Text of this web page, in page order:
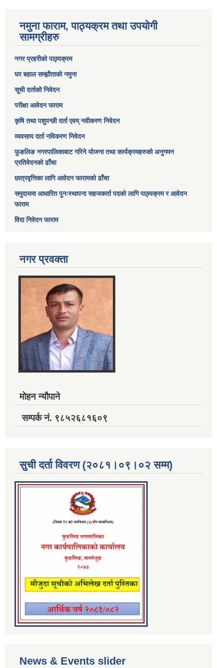
नमुना फाराम, पाठ्यक्रम तथा उपयोगी
सामग्रीहरु
नगर प्रहरीको पाठ्यक्रम
घर बहाल सम्झौताको नमुना
सूची दर्ताको निवेदन
परीक्षा आवेदन फाराम
कृषि तथा पशुपन्छी दर्ता एवम् नवीकरण निवेदन
व्यवसाय दर्ता नविकरण निवेदन
फुङलिङ नगरपालिकाबाट गरिने योजना तथा कार्यक्रमहरुको अनुगमन
प्रतिवेदनको ढाँचा
छात्रवृत्तिका लागि आवेदन फारामको ढाँचा
समुदायमा आधारित पुनःस्थापना सहजकर्ता पदको लागि पाठ्यक्रम र आवेदन
फाराम
विदा निवेदन फाराम
नगर प्रवक्ता
मोहन न्यौपाने
सम्पर्क नं. ९८५२६८१६०९
सुची दर्ता विवरण (२०८१।०९।०२ सम्म)
News & Events slider